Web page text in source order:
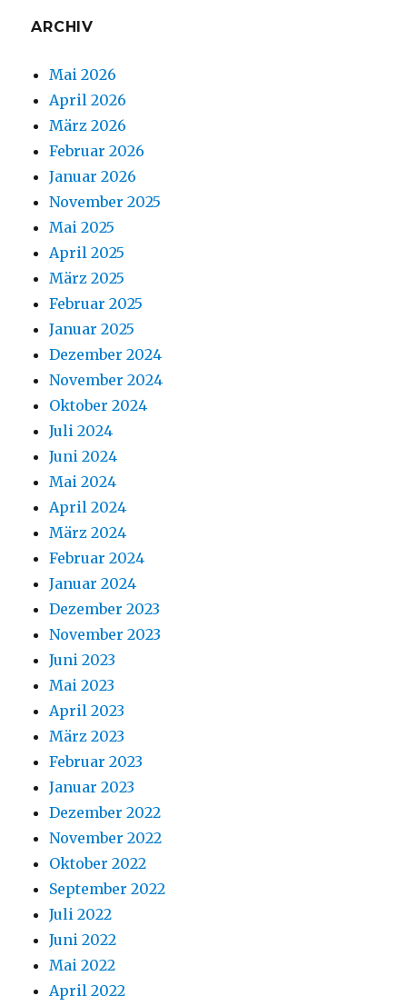
ARCHIV
Mai 2026
April 2026
März 2026
Februar 2026
Januar 2026
November 2025
Mai 2025
April 2025
März 2025
Februar 2025
Januar 2025
Dezember 2024
November 2024
Oktober 2024
Juli 2024
Juni 2024
Mai 2024
April 2024
März 2024
Februar 2024
Januar 2024
Dezember 2023
November 2023
Juni 2023
Mai 2023
April 2023
März 2023
Februar 2023
Januar 2023
Dezember 2022
November 2022
Oktober 2022
September 2022
Juli 2022
Juni 2022
Mai 2022
April 2022